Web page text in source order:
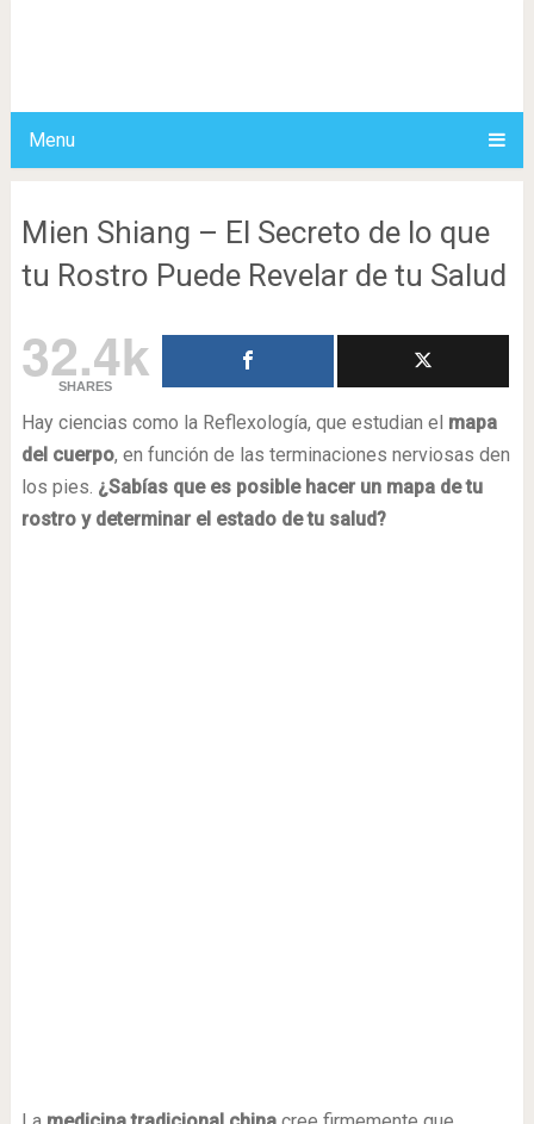
Menu
Mien Shiang – El Secreto de lo que
tu Rostro Puede Revelar de tu Salud
32.4k
SHARES
Hay ciencias como la Reflexología, que estudian el mapa
del cuerpo, en función de las terminaciones nerviosas den
los pies. ¿Sabías que es posible hacer un mapa de tu
rostro y determinar el estado de tu salud?